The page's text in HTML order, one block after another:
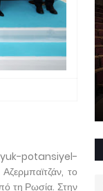
potansiyel-
το
τη Ρωσία. Στην